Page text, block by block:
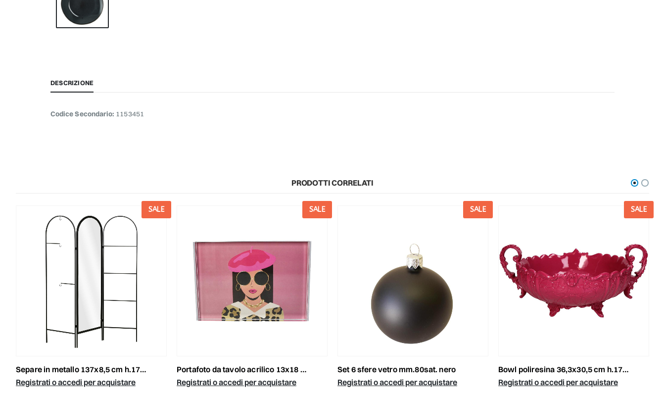
DESCRIZIONE
Codice Secondario: 1153451
PRODOTTI CORRELATI
SALE
separe in metallo 137x8,5 cm h.170 cm marrone
Registrati o accedi per acquistare
SALE
portafoto da tavolo acrilico 13x18 cm rosa/fucsia
Registrati o accedi per acquistare
SALE
set 6 sfere vetro mm.80sat. nero
Registrati o accedi per acquistare
SALE
bowl poliresina 36,3x30,5 cm h.17 cm fucsia
Registrati o accedi per acquistare